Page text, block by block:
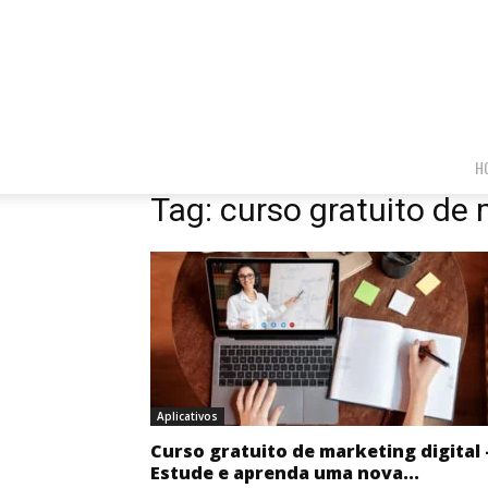
Tag: curso gratuito de
Aplicativos
Curso gratuito de marketing digital
Estude e aprenda uma nova...